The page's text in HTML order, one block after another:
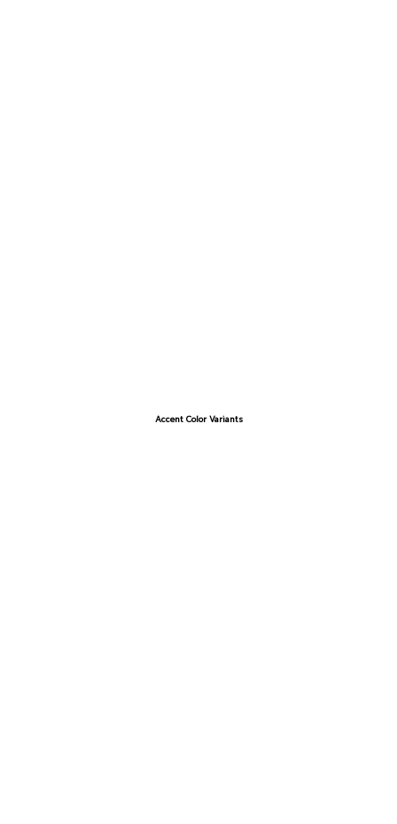
Accent Color Variants